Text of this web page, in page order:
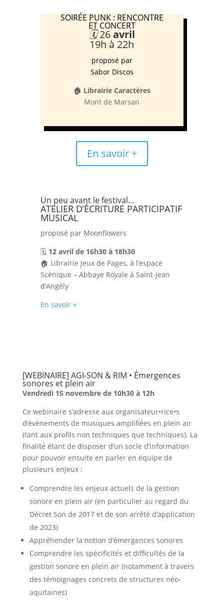
SOIRÉE PUNK : RENCONTRE
ET CONCERT
🗓️26avril
19h à 22h
proposé par
Sabor Discos
🏠 Librairie Caractères
Mont de Marsan
En savoir +
Un peu avant le festival…
ATELIER D’ÉCRITURE PARTICIPATIF
MUSICAL
proposé par Moonflowers
🗓️ 12 avril de 16h30 à 18h30
🏠 Librairie Jeux de Pages, à l’espace
Scènique – Abbaye Royale à Saint-Jean
d’Angély
En savoir +
[WEBINAIRE] AGI-SON & RIM • Émergences
sonores et plein air
Vendredi 15 novembre de 10h30 à 12h
Ce webinaire s’adresse aux organisateur•rice•s
d’évènements de musiques amplifiées en plein air
(tant aux profils non techniques que techniques). La
finalité étant de disposer d’un socle d’information
pour pouvoir ensuite en parler en équipe de
plusieurs enjeux :
Comprendre les enjeux actuels de la gestion
sonore en plein air (en particulier au regard du
Décret Son de 2017 et de son arrêté d’application
de 2023)
Appréhender la notion d’émergences sonores
Comprendre les spécificités et difficultés de la
gestion sonore en plein air (notamment à travers
des témoignages concrets de structures néo-
aquitaines)